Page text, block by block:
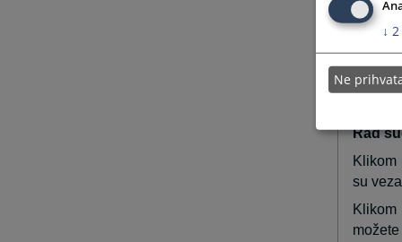
cjelini.
Rad
Klikom
su
↓ 2
Ne